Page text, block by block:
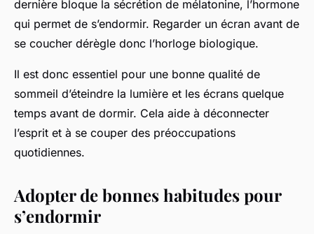
dernière bloque la sécrétion de mélatonine, l’hormone
qui permet de s’endormir. Regarder un écran avant de
se coucher dérègle donc l’horloge biologique.
Il est donc essentiel pour une bonne qualité de
sommeil d’éteindre la lumière et les écrans quelque
temps avant de dormir. Cela aide à déconnecter
l’esprit et à se couper des préoccupations
quotidiennes.
Adopter de bonnes habitudes pour
s’endormir